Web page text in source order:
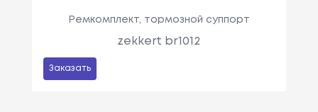
Ремкомплект, тормозной суппорт
zekkert br1012
Заказать